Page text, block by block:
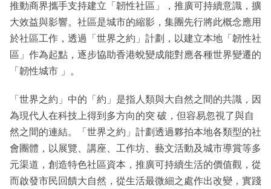
推動商界攜手支持建立「韌性社區」，推廣可持續意識，擴
大效益與影響。社區是城市的縮影，集團先行將此概念應用
於社區工作，透過「世界之約」計劃，以建立本地「韌性社
區」作為起點，逐步協助香港蛻變成能對應各種世界變遷的
「韌性城市 」。
「世界之約」中的「約」是指人類與大自然之間的共識，因
為現代人在科技上得到多方向的突 破，但容易忽視了與自
然之間的連結。「世界之約」計劃透過夥拍本地各類型的社
會團體，以展覽、講座、工作坊、藝文活動及城市導賞等多
元渠道，創造特色社區資本，推廣可持續生活的價值觀，從
而啟發市民回饋大自然，從生活最微細之處作出改變，實踐